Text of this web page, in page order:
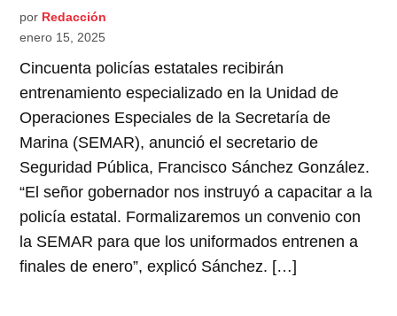
por Redacción
enero 15, 2025
Cincuenta policías estatales recibirán
entrenamiento especializado en la Unidad de
Operaciones Especiales de la Secretaría de
Marina (SEMAR), anunció el secretario de
Seguridad Pública, Francisco Sánchez González.
“El señor gobernador nos instruyó a capacitar a la
policía estatal. Formalizaremos un convenio con
la SEMAR para que los uniformados entrenen a
finales de enero”, explicó Sánchez. […]